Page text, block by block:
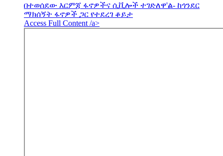
በተወሰደው እርምጃ ፋኖዎችና ሲቪሎች ተገድለዋ'ል- ከጎንደር
ማክሰኝት ፋኖዎች ጋር የተደረገ ቆይታ
Access Full Content /a>